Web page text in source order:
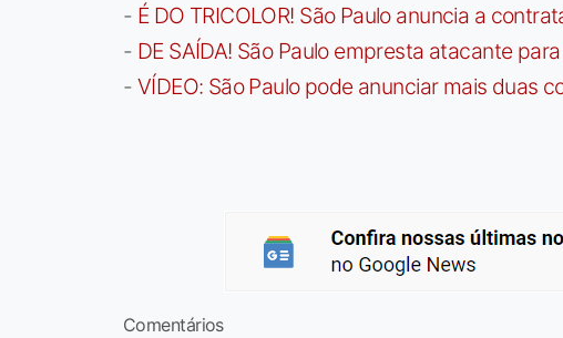
- É DO TRICOLOR! São Paulo anuncia a
- DE SAÍDA! São Paulo empresta atacante
- VÍDEO: São Paulo pode anunciar mais duas
Comentários